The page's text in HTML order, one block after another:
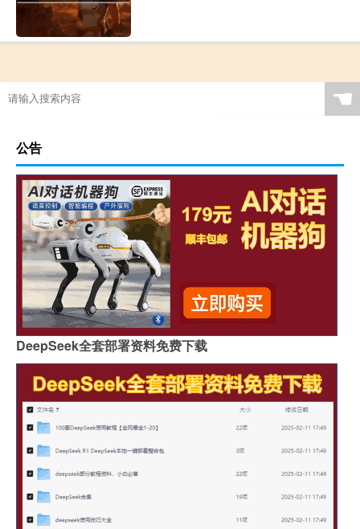
☚
公告
DeepSeek全套部署资料免费下载